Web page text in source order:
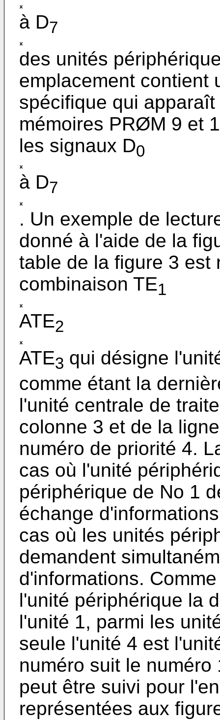
à D7
des unités
emplacement contient
spécifique qui
mémoires PRØM 9 et
les signaux D0
à D7
. Un exemple de
donné à l'aide de la
table de la figure 3 est
combinaison TE1
ATE2
ATE3 qui désigne
comme étant la
l'unité centrale de
colonne 3 et de la
numéro de priorité 4.
cas où l'unité
périphérique de No 1
échange
cas où les unités
demandent
d'informations.
l'unité périphérique la
l'unité 1, parmi les
seule l'unité 4 est
numéro suit le
peut être suivi pour
représentées aux